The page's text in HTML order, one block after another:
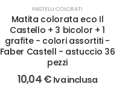
PASTELLI COLORATI
Matita colorata eco Il
Castello + 3 bicolor + 1
grafite - colori assortiti -
Faber Castell - astuccio 36
pezzi
10,04€ Iva inclusa